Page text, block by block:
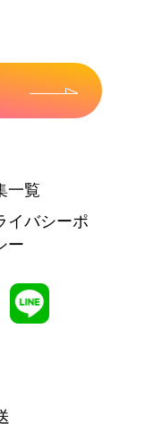
一覧
イバシーポ
ー